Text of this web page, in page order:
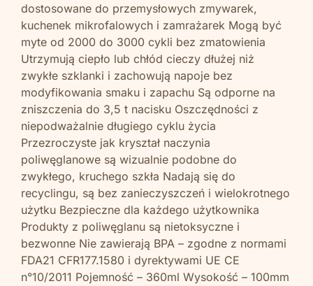
dostosowane do przemysłowych zmywarek,
kuchenek mikrofalowych i zamrażarek Mogą być
myte od 2000 do 3000 cykli bez zmatowienia
Utrzymują ciepło lub chłód cieczy dłużej niż
zwykłe szklanki i zachowują napoje bez
modyfikowania smaku i zapachu Są odporne na
zniszczenia do 3,5 t nacisku Oszczędności z
niepodważalnie długiego cyklu życia
Przezroczyste jak kryształ naczynia
poliwęglanowe są wizualnie podobne do
zwykłego, kruchego szkła Nadają się do
recyclingu, są bez zanieczyszczeń i wielokrotnego
użytku Bezpieczne dla każdego użytkownika
Produkty z poliwęglanu są nietoksyczne i
bezwonne Nie zawierają BPA – zgodne z normami
FDA21 CFR177.1580 i dyrektywami UE CE
n°10/2011 Pojemność – 360ml Wysokość – 100mm